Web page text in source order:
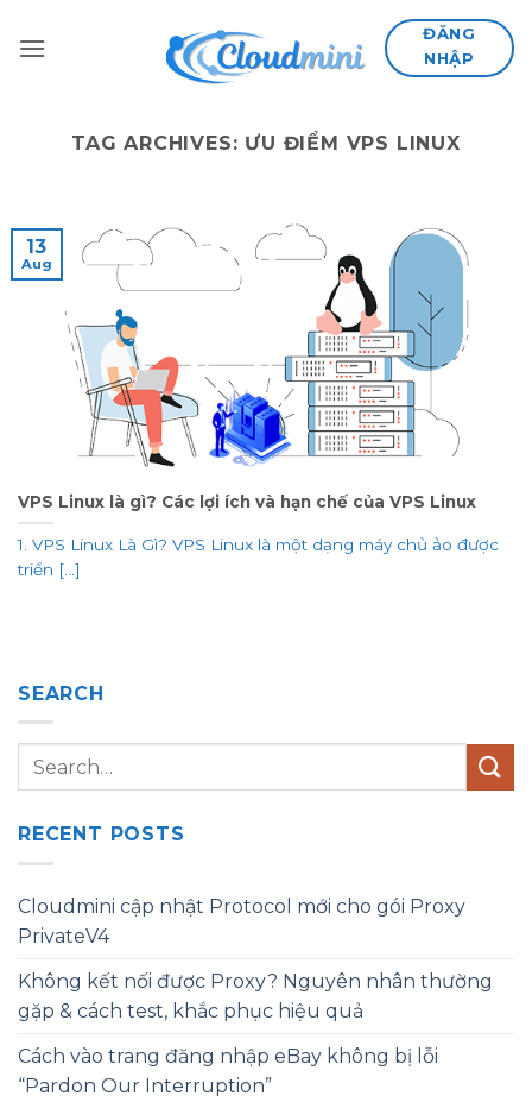
ĐĂNG
NHẬP
TAG ARCHIVES: ƯU ĐIỂM VPS LINUX
VPS Linux là gì? Các lợi ích và hạn chế của VPS Linux
1. VPS Linux Là Gì? VPS Linux là một dạng máy chủ ảo được
triển [...]
13
Aug
SEARCH
RECENT POSTS
Cloudmini cập nhật Protocol mới cho gói Proxy
PrivateV4
Không kết nối được Proxy? Nguyên nhân thường
gặp & cách test, khắc phục hiệu quả
Cách vào trang đăng nhập eBay không bị lỗi
“Pardon Our Interruption”